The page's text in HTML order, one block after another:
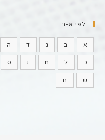
לפי א-ב
א ב ג ד ה
כ ל מ נ ס
ש ת